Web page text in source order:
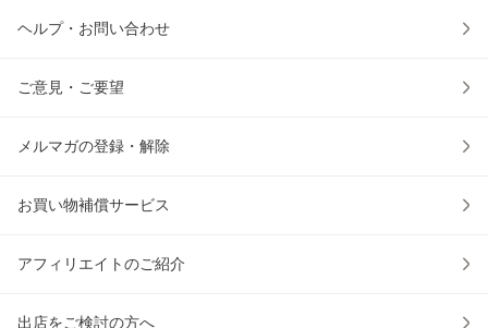
ヘルプ・お問い合わせ
ご意見・ご要望
メルマガの登録・解除
お買い物補償サービス
アフィリエイトのご紹介
出店をご検討の方へ